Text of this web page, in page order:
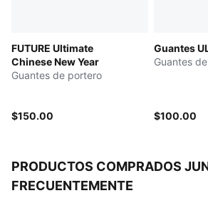
completo que brinda soporte a la
seguro
Detalles de la marca PUMA
FUTURE Ultimate
Chinese New Year
Guantes de portero
$150.00
Guantes
Guantes
$100.00
PRODUCTOS COMPRADOS
FRECUENTEMENTE